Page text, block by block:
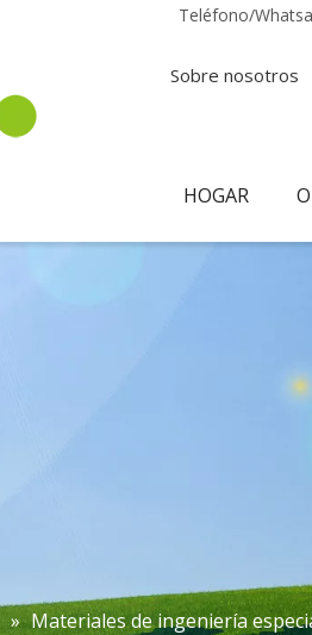
Teléfono/
Sobre nosotros
HOGAR
» Materiales de ingeniería